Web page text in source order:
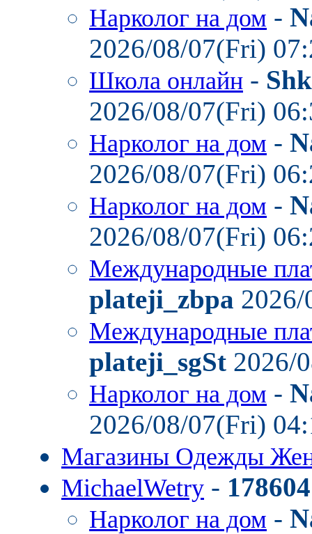
Нарколог на дом -
2026/08/07(Fri)
Школа онлайн -
2026/08/07(Fri)
Нарколог на дом -
2026/08/07(Fri)
Нарколог на дом -
2026/08/07(Fri)
Международные
plateji_zbpa
Международные
plateji_sgSt 2026/
Нарколог на дом -
2026/08/07(Fri)
Магазины Одежды
MichaelWetry -
Нарколог на дом -